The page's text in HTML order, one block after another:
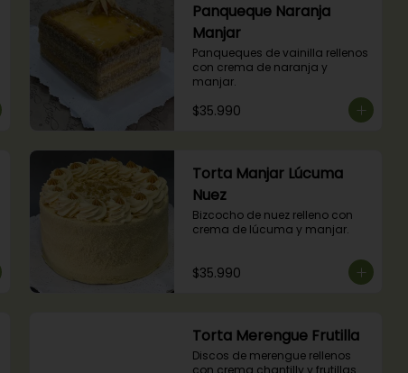
Panqueque Naranja
Manjar
Panqueques de vainilla rellenos
con crema de naranja y
manjar.
$35.990
Torta Manjar Lúcuma
Nuez
Bizcocho de nuez relleno con
crema de lúcuma y manjar.
$35.990
Torta Merengue Frutilla
Discos de merengue rellenos
con crema chantilly y frutillas